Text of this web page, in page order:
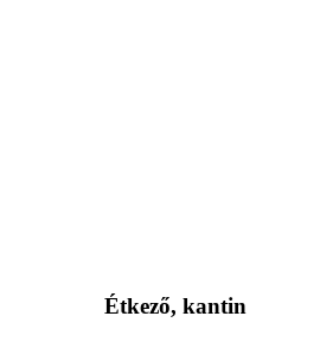
Étkező, kantin